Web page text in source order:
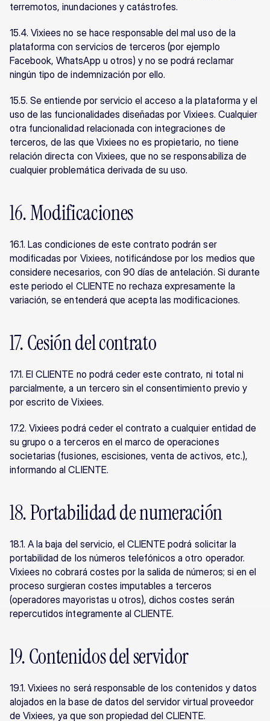
terremotos, inundaciones y catástrofes.
15.4. Vixiees no se hace responsable del mal uso de la
plataforma con servicios de terceros (por ejemplo
Facebook, WhatsApp u otros) y no se podrá reclamar
ningún tipo de indemnización por ello.
15.5. Se entiende por servicio el acceso a la plataforma y el
uso de las funcionalidades diseñadas por Vixiees. Cualquier
otra funcionalidad relacionada con integraciones de
terceros, de las que Vixiees no es propietario, no tiene
relación directa con Vixiees, que no se responsabiliza de
cualquier problemática derivada de su uso.
16. Modificaciones
16.1. Las condiciones de este contrato podrán ser
modificadas por Vixiees, notificándose por los medios que
considere necesarios, con 90 días de antelación. Si durante
este periodo el CLIENTE no rechaza expresamente la
variación, se entenderá que acepta las modificaciones.
17. Cesión del contrato
17.1. El CLIENTE no podrá ceder este contrato, ni total ni
parcialmente, a un tercero sin el consentimiento previo y
por escrito de Vixiees.
17.2. Vixiees podrá ceder el contrato a cualquier entidad de
su grupo o a terceros en el marco de operaciones
societarias (fusiones, escisiones, venta de activos, etc.),
informando al CLIENTE.
18. Portabilidad de numeración
18.1. A la baja del servicio, el CLIENTE podrá solicitar la
portabilidad de los números telefónicos a otro operador.
Vixiees no cobrará costes por la salida de números; si en el
proceso surgieran costes imputables a terceros
(operadores mayoristas u otros), dichos costes serán
repercutidos íntegramente al CLIENTE.
19. Contenidos del servidor
19.1. Vixiees no será responsable de los contenidos y datos
alojados en la base de datos del servidor virtual proveedor
de Vixiees, ya que son propiedad del CLIENTE.